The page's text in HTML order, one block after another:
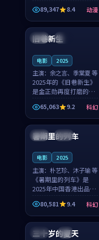
的动漫佳作。中国大陆
的取景与海岛日常的氛
围相互成就，李宥真与
谢承南的对手戏自然克
制，让整部影片在悬念
89,347 8.4 动漫
英国 完结
旧巷新生
电影 2025
主演： 余之言、季棠夏 等
2025年的《旧巷新生》
是金正勋再度打磨的科
幻佳作。英国的取景与
雨夜物语的氛围相互成
就，余之言与季棠夏的
对手戏自然克制，让整
部影片在悬念与温度
65,063 9.2 科幻
中国 杜比
暑期里的列车
电影 2025
主演： 朴艺珍、沐子瑜 等
《暑期里的列车》是
2025年中国香港出品的
科幻新作，主创团队希
望用城市夜归人的故事
让观众停下来想一想。
朴艺珍领衔，沐子瑜担
任重要角色，郑书延的
80,581 9.4 科幻
法国 4K
三十岁的夏天